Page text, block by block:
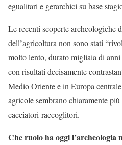
egualitari e gerarchici su base
Le recenti scoperte archeologiche
dell’agricoltura non sono stati
molto lento, durato migliaia di
con risultati decisamente
Medio Oriente e in Europa
agricole sembrano chiaramente
cacciatori-raccoglitori.
Che ruolo ha oggi l’archeologia